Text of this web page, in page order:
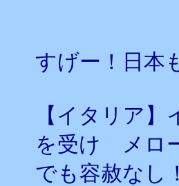
すげー！日本
【イタリア
を受け メロ
でも容赦なし